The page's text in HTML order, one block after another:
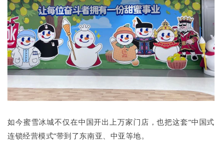
如今蜜雪冰城不仅在中国开出上万家门店，也把这套“中国式
连锁经营模式”带到了东南亚、中亚等地。